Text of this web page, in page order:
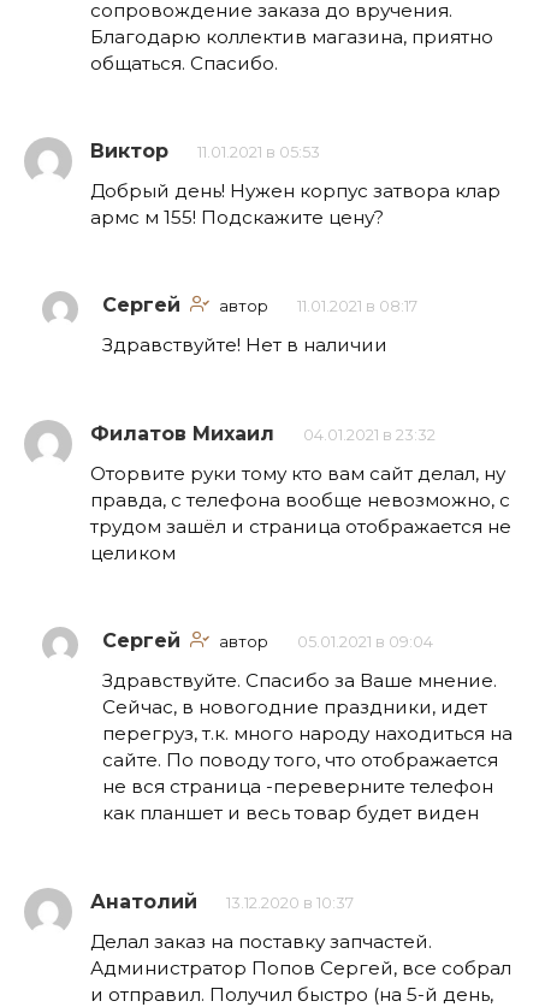
сопровождение заказа до вручения.
Благодарю коллектив магазина, приятно
общаться. Спасибо.
Виктор 11.01.2021 в 05:53
Добрый день! Нужен корпус затвора клар
армс м 155! Подскажите цену?
Сергей автор 11.01.2021 в 08:17
Здравствуйте! Нет в наличии
Филатов Михаил 04.01.2021 в 23:32
Оторвите руки тому кто вам сайт делал, ну
правда, с телефона вообще невозможно, с
трудом зашёл и страница отображается не
целиком
Сергей автор 05.01.2021 в 09:04
Здравствуйте. Спасибо за Ваше мнение.
Сейчас, в новогодние праздники, идет
перегруз, т.к. много народу находиться на
сайте. По поводу того, что отображается
не вся страница -переверните телефон
как планшет и весь товар будет виден
Анатолий 13.12.2020 в 10:37
Делал заказ на поставку запчастей.
Администратор Попов Сергей, все собрал
и отправил. Получил быстро (на 5-й день,